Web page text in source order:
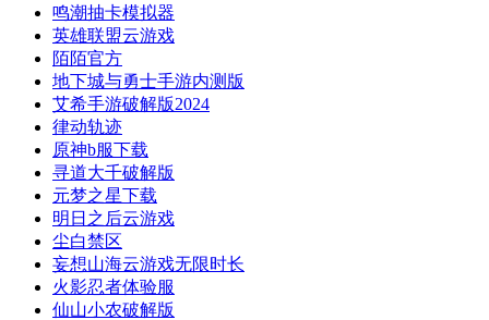
鸣潮抽卡模拟器
英雄联盟云游戏
陌陌官方
地下城与勇士手游内测版
艾希手游破解版2024
律动轨迹
原神b服下载
寻道大千破解版
元梦之星下载
明日之后云游戏
尘白禁区
妄想山海云游戏无限时长
火影忍者体验服
仙山小农破解版